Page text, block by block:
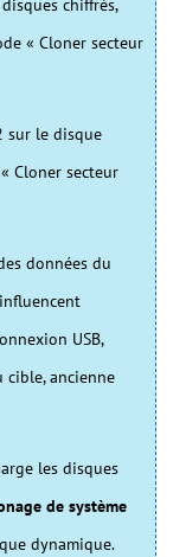
chiffrés,
« Cloner secteur
sur le disque
Cloner secteur
données du
USB,
cible, ancienne
les disques
de système
dynamique.